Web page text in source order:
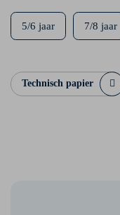
5/6 jaar 7/8 jaar
Technisch papier